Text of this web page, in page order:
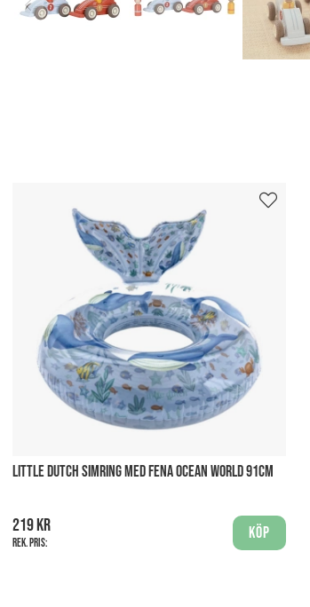
LITTLE DUTCH SIMRING MED FENA OCEAN WORLD 91CM
219 kr
Rek. pris:
Köp